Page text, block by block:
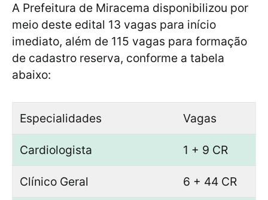
A Prefeitura de Miracema disponibilizou por
meio deste edital 13 vagas para início
imediato, além de 115 vagas para formação
de cadastro reserva, conforme a tabela
abaixo:
Especialidades Vagas
Cardiologista 1 + 9 CR
Clínico Geral 6 + 44 CR